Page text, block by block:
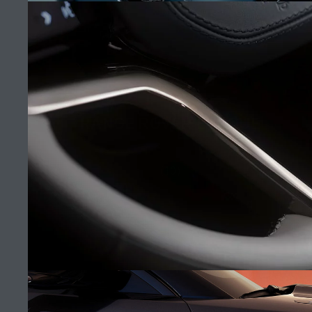
RANGE ROVER EVOQUE
TÉRMINOS Y CONDICIONES
POLÍTICA DE COOKIES
POLÍTICA DE PRIVACIDAD
Av. Interoceánica C.C. Paseo San Francisco, Local L101, Quito, Ecuador, Tel
+ 593 02 392 2372
*El consumo de combustible real de un vehículo podría ser diferente del
obtenido en dichas pruebas y estas cifras son para fines comparativos
*Las imágenes y especificaciones mostradas son de carácter meramente
ilustrativo y pueden no reflejar la disponibilidad del mercado. Para obtener
más información consulte su concesionario local.
Nota importante sobre imágenes y especificaciones.
de semiconductores está afectando actualmente la producción de ciertos
equipamientos, la disponibilidad de opcionales y los tiempos de producción.
Esta es una situación muy dinámica y como resultado de ella, el uso de
fotografías en este sitio web puede no reflejar completamente las
especificaciones disponibles de equipamientos, opcionales, versiones y
colores. Recomendamos que los clientes se pongan en contacto con el